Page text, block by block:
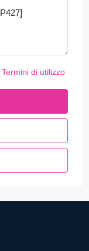
Termini di utilizzo